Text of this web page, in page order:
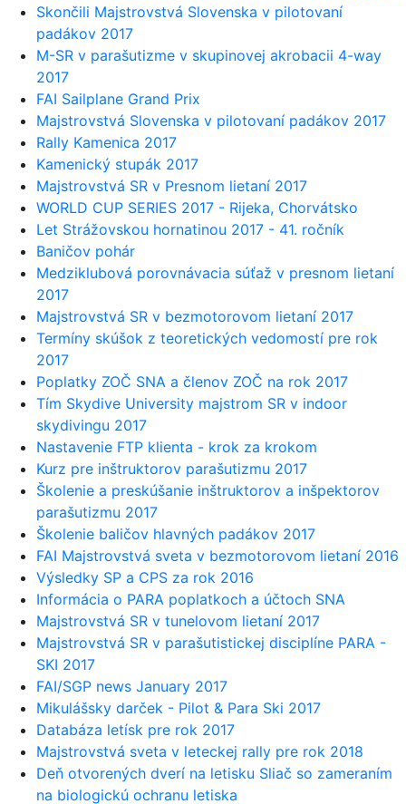
Skončili Majstrovstvá Slovenska v pilotovaní
padákov 2017
M-SR v parašutizme v skupinovej akrobacii 4-way
2017
FAI Sailplane Grand Prix
Majstrovstvá Slovenska v pilotovaní padákov 2017
Rally Kamenica 2017
Kamenický stupák 2017
Majstrovstvá SR v Presnom lietaní 2017
WORLD CUP SERIES 2017 - Rijeka, Chorvátsko
Let Strážovskou hornatinou 2017 - 41. ročník
Baničov pohár
Medziklubová porovnávacia súťaž v presnom lietaní
2017
Majstrovstvá SR v bezmotorovom lietaní 2017
Termíny skúšok z teoretických vedomostí pre rok
2017
Poplatky ZOČ SNA a členov ZOČ na rok 2017
Tím Skydive University majstrom SR v indoor
skydivingu 2017
Nastavenie FTP klienta - krok za krokom
Kurz pre inštruktorov parašutizmu 2017
Školenie a preskúšanie inštruktorov a inšpektorov
parašutizmu 2017
Školenie baličov hlavných padákov 2017
FAI Majstrovstvá sveta v bezmotorovom lietaní 2016
Výsledky SP a CPS za rok 2016
Informácia o PARA poplatkoch a účtoch SNA
Majstrovstvá SR v tunelovom lietaní 2017
Majstrovstvá SR v parašutistickej disciplíne PARA -
SKI 2017
FAI/SGP news January 2017
Mikulášsky darček - Pilot & Para Ski 2017
Databáza letísk pre rok 2017
Majstrovstvá sveta v leteckej rally pre rok 2018
Deň otvorených dverí na letisku Sliač so zameraním
na biologickú ochranu letiska